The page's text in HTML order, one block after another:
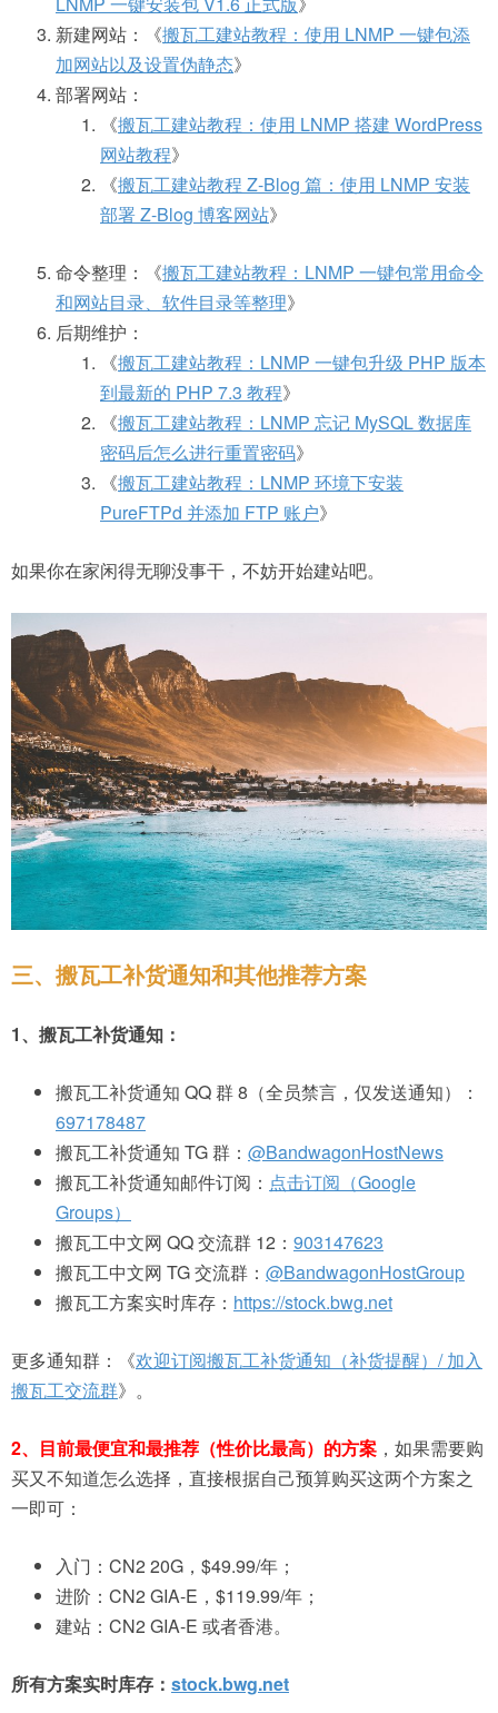
新建网站：《搬瓦工建站教程：使用 LNMP 一键包添
加网站以及设置伪静态》
部署网站：
《搬瓦工建站教程：使用 LNMP 搭建 WordPress
网站教程》
《搬瓦工建站教程 Z-Blog 篇：使用 LNMP 安装
部署 Z-Blog 博客网站》
命令整理：《搬瓦工建站教程：LNMP 一键包常用命令
和网站目录、软件目录等整理》
后期维护：
《搬瓦工建站教程：LNMP 一键包升级 PHP 版本
到最新的 PHP 7.3 教程》
《搬瓦工建站教程：LNMP 忘记 MySQL 数据库
密码后怎么进行重置密码》
《搬瓦工建站教程：LNMP 环境下安装
PureFTPd 并添加 FTP 账户》
如果你在家闲得无聊没事干，不妨开始建站吧。
三、搬瓦工补货通知和其他推荐方案
1、搬瓦工补货通知：
搬瓦工补货通知 QQ 群 8（全员禁言，仅发送通知）：
697178487
搬瓦工补货通知 TG 群： @BandwagonHostNews
搬瓦工补货通知邮件订阅： 点击订阅（Google
Groups）
搬瓦工中文网 QQ 交流群 12： 903147623
搬瓦工中文网 TG 交流群： @BandwagonHostGroup
搬瓦工方案实时库存： https://stock.bwg.net
更多通知群：《欢迎订阅搬瓦工补货通知（补货提醒）/ 加入
搬瓦工交流群》。
2、目前最便宜和最推荐（性价比最高）的方案 ，如果需要购
买又不知道怎么选择，直接根据自己预算购买这两个方案之
一即可：
入门：CN2 20G，$49.99/年；
进阶：CN2 GIA-E，$119.99/年；
建站：CN2 GIA-E 或者香港。
所有方案实时库存： stock.bwg.net